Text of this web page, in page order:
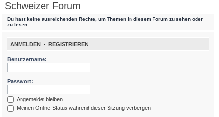
Schweizer Forum
Du hast keine ausreichenden Rechte, um Themen in diesem Forum zu sehen oder
zu lesen.
ANMELDEN • REGISTRIEREN
Benutzername:
Passwort:
Angemeldet bleiben
Meinen Online-Status während dieser Sitzung verbergen